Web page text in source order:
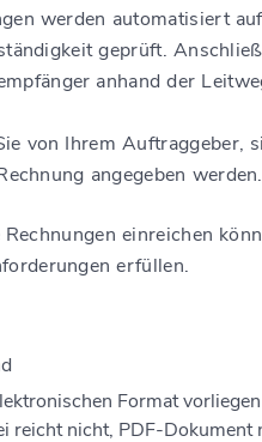
werden automatisiert auf
geprüft.
anhand der
von Ihrem Auftraggeber,
angegeben werden.
einreichen
erfüllen.
Format
reicht nicht, PDF-Dokument